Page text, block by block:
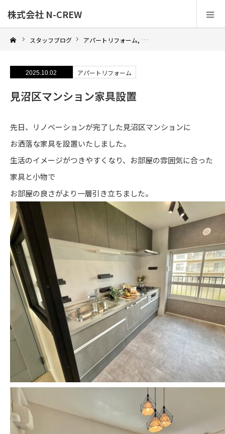
株式会社 N-CREW
スタッフブログ アパートリフォーム, マンションリノベーション
2025.10.02 アパートリフォーム
見沼区マンション家具設置
先日、リノベーションが完了した見沼区マンションに
お洒落な家具を設置いたしました。
生活のイメージがつきやすくなり、お部屋の雰囲気に合った
家具と小物で
お部屋の良さがより一層引き立ちました。